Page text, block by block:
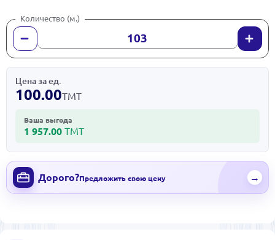
Количество (м.)
Цена за ед.
100.00ТМТ
Ваша выгода
1 957.00 ТМТ
Дорого?Предложить свою цену →